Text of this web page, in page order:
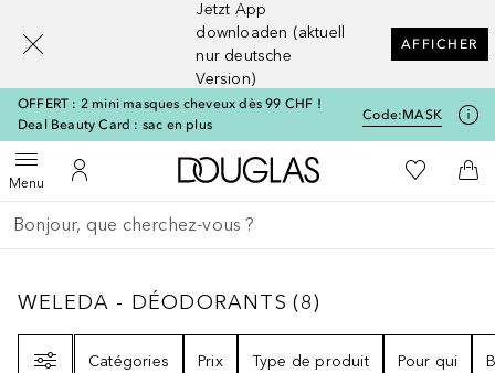
Jetzt App
downloaden (aktuell
nur deutsche
Version)
AFFICHER
OFFERT : 2 mini masques cheveux dès 99 CHF !
Deal Beauty Card : sac en plus
Code:MASK
MenuOuvrir le menuVers Mon Compte
Vers l'accueil Douglas
Vers Ma
Retourner
Exécuter la recherche
WELEDA - DÉODORANTS8
WELEDA - DÉODORANTS (8)
Catégories
Prix Type de produit Pour qui
[navigation.slideout.screenreader]